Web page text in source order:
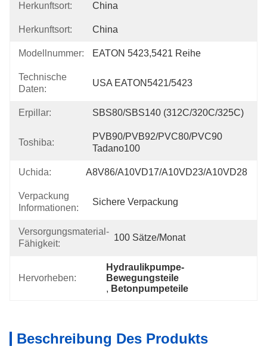
Herkunftsort: China
Herkunftsort: China
Modellnummer: EATON 5423,5421 Reihe
Technische
Daten:
USA EATON5421/5423
Erpillar: SBS80/SBS140 (312C/320C/325C)
Toshiba:
PVB90/PVB92/PVC80/PVC90
Tadano100
Uchida: A8V86/A10VD17/A10VD23/A10VD28
Verpackung
Informationen:
Sichere Verpackung
Versorgungsmaterial-
Fähigkeit:
100 Sätze/Monat
Hervorheben:
Hydraulikpumpe-
Bewegungsteile
, Betonpumpeteile
Beschreibung Des Produkts